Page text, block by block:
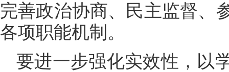
完善政治协商、民主监督、
各项职能机制。
要进一步强化实效性，以